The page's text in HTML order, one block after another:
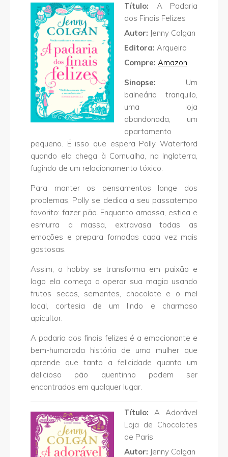
Título: A Padaria
dos Finais Felizes
Autor: Jenny Colgan
Editora: Arqueiro
Compre: Amazon
Sinopse: Um
balneário tranquilo,
uma loja
abandonada, um
apartamento
pequeno. É isso que espera Polly Waterford
quando ela chega à Cornualha, na Inglaterra,
fugindo de um relacionamento tóxico.
Para manter os pensamentos longe dos
problemas, Polly se dedica a seu passatempo
favorito: fazer pão. Enquanto amassa, estica e
esmurra a massa, extravasa todas as
emoções e prepara fornadas cada vez mais
gostosas.
Assim, o hobby se transforma em paixão e
logo ela começa a operar sua magia usando
frutos secos, sementes, chocolate e o mel
local, cortesia de um lindo e charmoso
apicultor.
A padaria dos finais felizes é a emocionante e
bem-humorada história de uma mulher que
aprende que tanto a felicidade quanto um
delicioso pão quentinho podem ser
encontrados em qualquer lugar.
Título: A Adorável
Loja de Chocolates
de Paris
Autor: Jenny Colgan